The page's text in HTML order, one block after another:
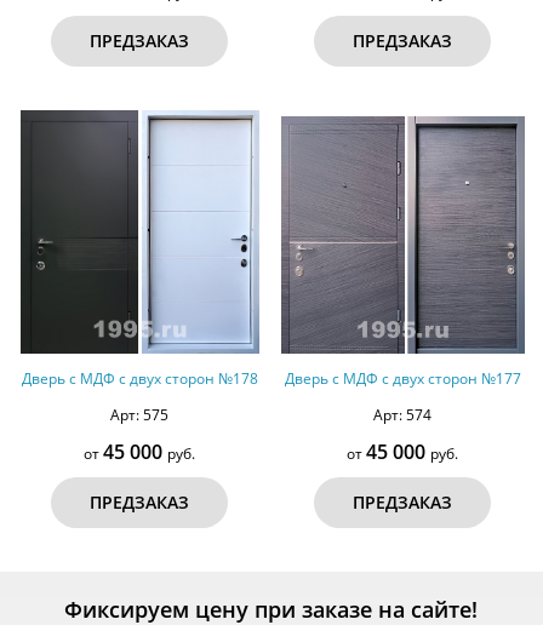
ПРЕДЗАКАЗ ПРЕДЗАКАЗ
Дверь с МДФ с двух сторон №178
Арт: 575
от45 000 руб.
ПРЕДЗАКАЗ
Дверь с МДФ с двух сторон №177
Арт: 574
от45 000 руб.
ПРЕДЗАКАЗ
Фиксируем цену при заказе на сайте!